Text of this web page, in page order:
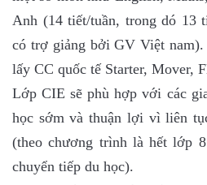
Anh (14 tiết/tuần, trong dó 13
có trợ giảng bởi GV Việt
lấy CC quốc tế Starter, Mover,
Lớp CIE sẽ phù hợp với các
học sớm và thuận lợi vì liên
(theo chương trình là hết lớp
chuyển tiếp du học).